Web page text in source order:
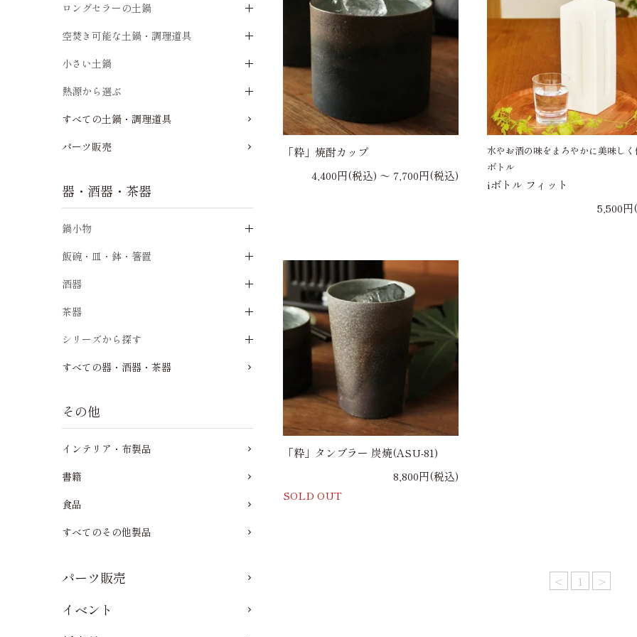
「粋」焼酎カップ
4,400円(税込) 〜 7,700円(税込)
水やお酒の味をまろやかに美味しく
ボトル
iボトル フィット
5,500円
「粋」タンブラー 炭焼(ASU-81)
8,800円(税込)
SOLD OUT
< 1 >
ロングセラーの土鍋
空焚き可能な土鍋・調理道具
小さい土鍋
熱源から選ぶ
すべての土鍋・調理道具
パーツ販売
器・酒器・茶器
鍋小物
飯碗・皿・鉢・箸置
酒器
茶器
シリーズから探す
すべての器・酒器・茶器
その他
インテリア・布製品
書籍
食品
すべてのその他製品
パーツ販売
イベント